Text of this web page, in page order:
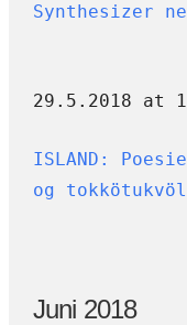
Synthesizer
29.5.2018 at
ISLAND:
og
Juni 2018